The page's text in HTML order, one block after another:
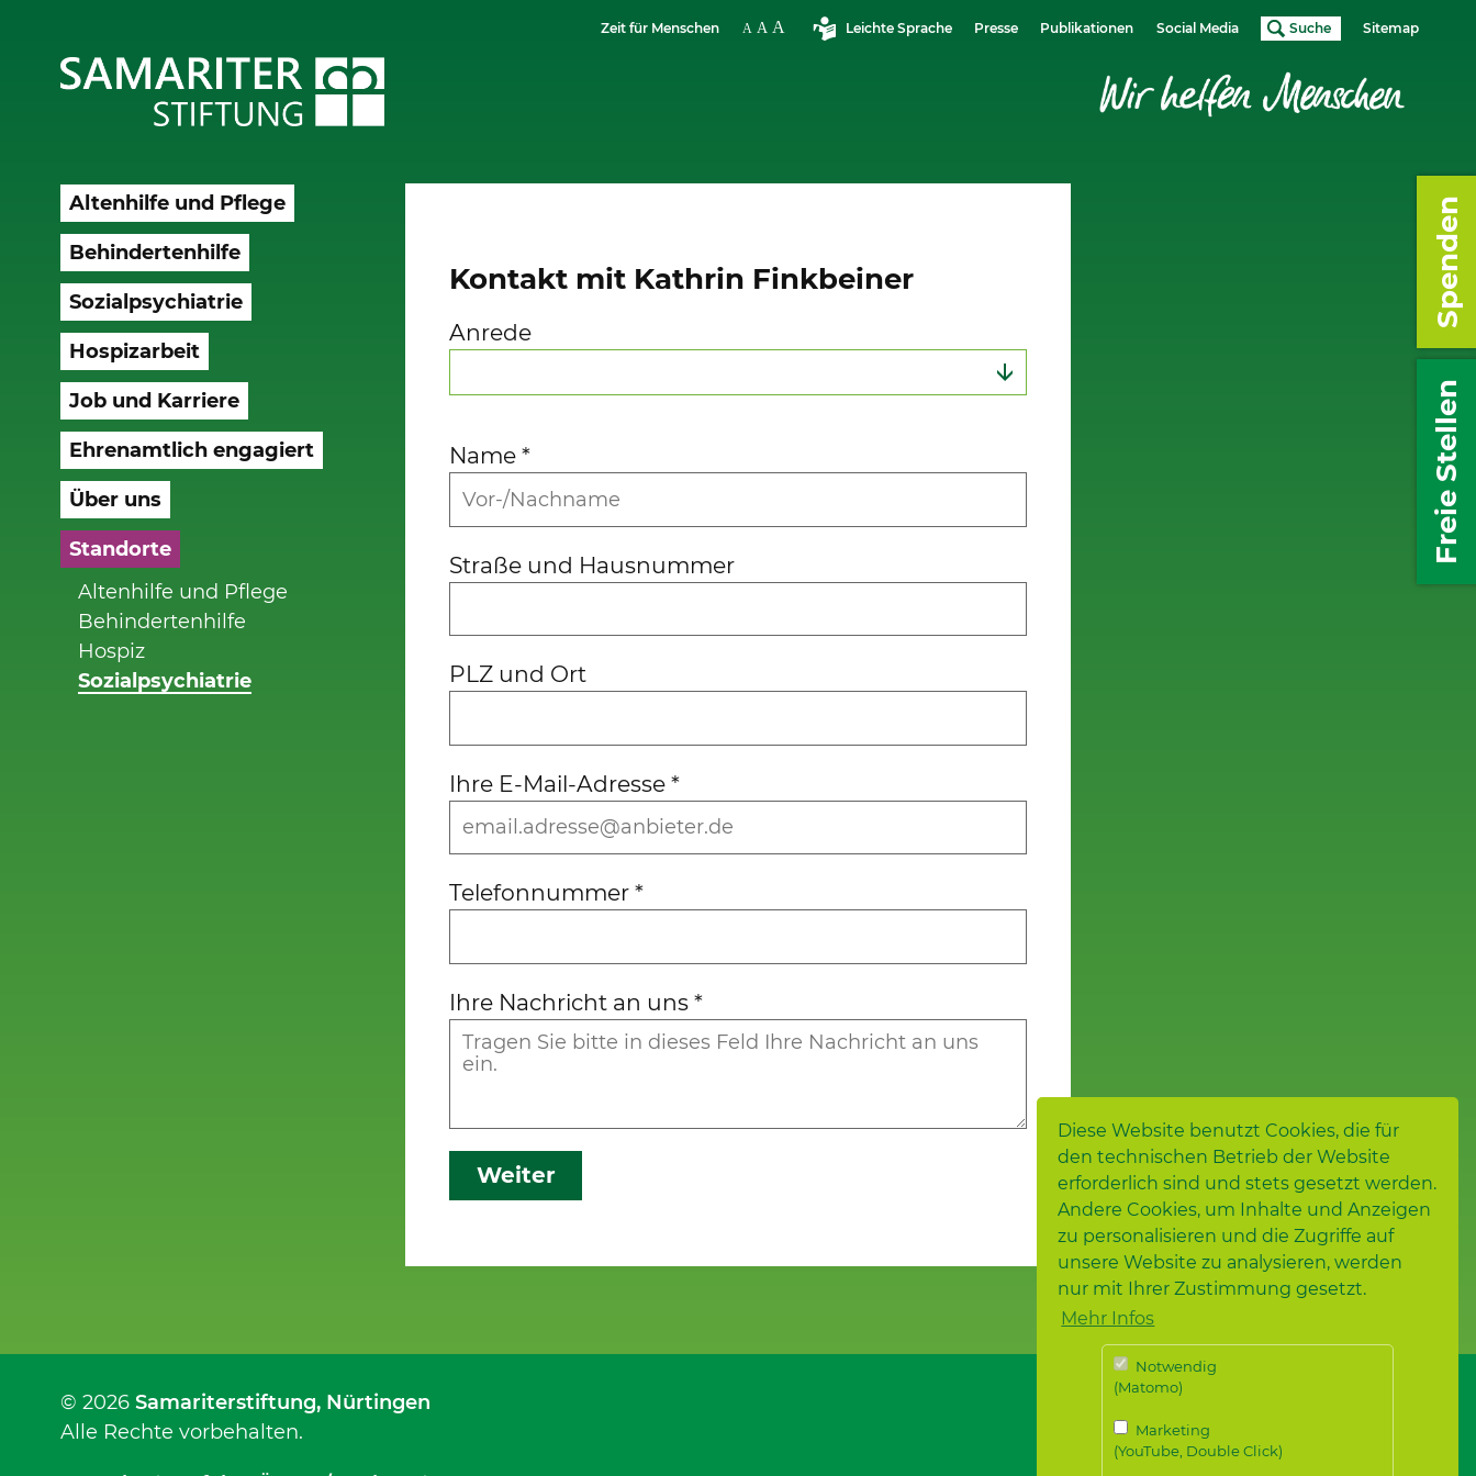
Diese Website benutzt Cookies, die für
den technischen Betrieb der Website
erforderlich sind und stets gesetzt werden.
Andere Cookies, um Inhalte und Anzeigen
zu personalisieren und die Zugriffe auf
unsere Website zu analysieren, werden
nur mit Ihrer Zustimmung gesetzt.
Mehr Infos
Notwendig
(Matomo)
Marketing
(YouTube, Double Click)
Altenhilfe und Pflege
Behindertenhilfe
Sozialpsychiatrie
Hospizarbeit
Job und Karriere
Ehrenamtlich engagiert
Über uns
Standorte
Altenhilfe und Pflege
Behindertenhilfe
Hospiz
Sozialpsychiatrie
Zeit für Menschen Leichte Sprache Presse Publikationen Social Media Suche Sitemap
Kontakt mit Kathrin Finkbeiner
Anrede
Name*
Straße und Hausnummer
PLZ und Ort
Ihre E-Mail-Adresse*
Telefonnummer*
Ihre Nachricht an uns*
Weiter
Spenden
Freie Stellen
© 2026 Samariterstiftung, Nürtingen
Alle Rechte vorbehalten.